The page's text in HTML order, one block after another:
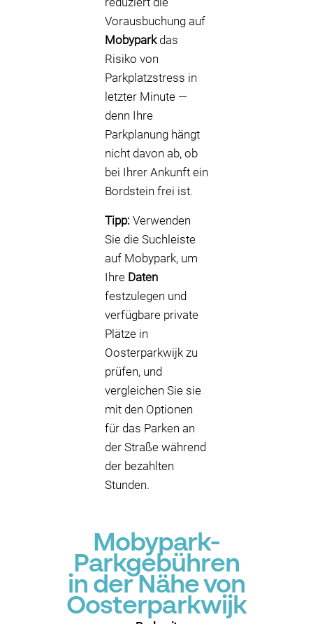
Vorausbuchung auf
Mobyparkdas
Risiko von
Parkplatzstress in
letzter Minute —
denn Ihre
Parkplanung hängt
nicht davon ab, ob
bei Ihrer Ankunft ein
Bordstein frei ist.
Tipp: Verwenden
Sie die Suchleiste
auf Mobypark, um
Ihre Daten
festzulegen und
verfügbare private
Plätze in
Oosterparkwijk zu
prüfen, und
vergleichen Sie sie
mit den Optionen
für das Parken an
der Straße während
der bezahlten
Stunden.
Mobypark-
Parkgebühren
in der Nähe von
Oosterparkwijk